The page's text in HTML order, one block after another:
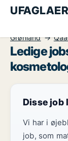
Grønland
Ledige
Disse job
Vi har i
job, som